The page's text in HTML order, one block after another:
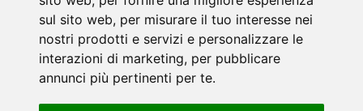
sul sito web, per misurare il tuo interesse nei
nostri prodotti e servizi e personalizzare le
interazioni di marketing, per pubblicare
annunci più pertinenti per te.